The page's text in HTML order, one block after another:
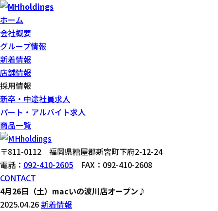
ホーム
会社概要
グループ情報
新着情報
店舗情報
採用情報
新卒・中途社員求人
パート・アルバイト求人
商品一覧
〒811-0112 福岡県糟屋郡新宮町下府2-12-24
電話： 092-410-2605 FAX：092-410-2608
CONTACT
4月26日（土）macいの波川店オープン♪
2025.04.26新着情報